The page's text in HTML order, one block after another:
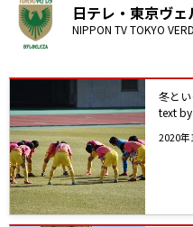
日テレ・東京ヴ
NIPPON TV TOKYO
冬と
text
2020年